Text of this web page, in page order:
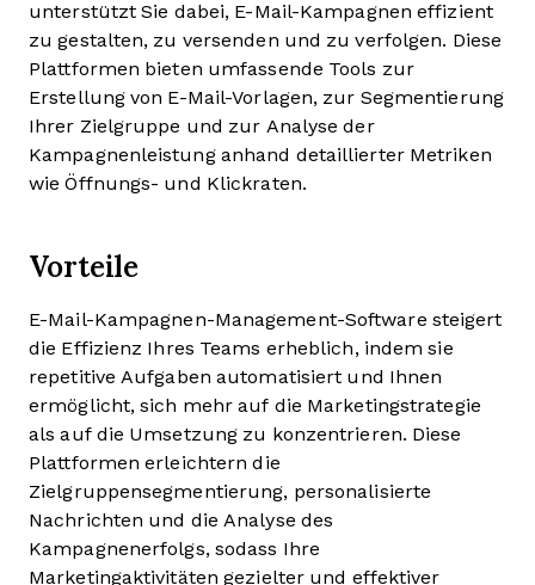
unterstützt Sie dabei, E-Mail-Kampagnen effizient
zu gestalten, zu versenden und zu verfolgen. Diese
Plattformen bieten umfassende Tools zur
Erstellung von E-Mail-Vorlagen, zur Segmentierung
Ihrer Zielgruppe und zur Analyse der
Kampagnenleistung anhand detaillierter Metriken
wie Öffnungs- und Klickraten.
Vorteile
E-Mail-Kampagnen-Management-Software steigert
die Effizienz Ihres Teams erheblich, indem sie
repetitive Aufgaben automatisiert und Ihnen
ermöglicht, sich mehr auf die Marketingstrategie
als auf die Umsetzung zu konzentrieren. Diese
Plattformen erleichtern die
Zielgruppensegmentierung, personalisierte
Nachrichten und die Analyse des
Kampagnenerfolgs, sodass Ihre
Marketingaktivitäten gezielter und effektiver